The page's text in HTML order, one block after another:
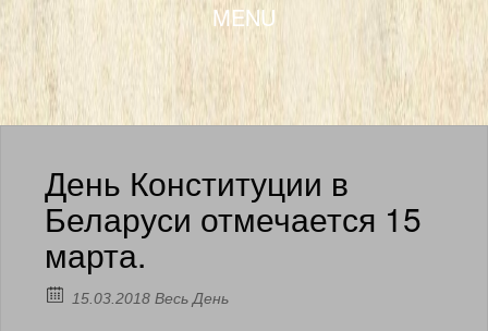
MENU
SKIP TO CONTENT
День Конституции в
Беларуси отмечается 15
марта.
15.03.2018 Весь День